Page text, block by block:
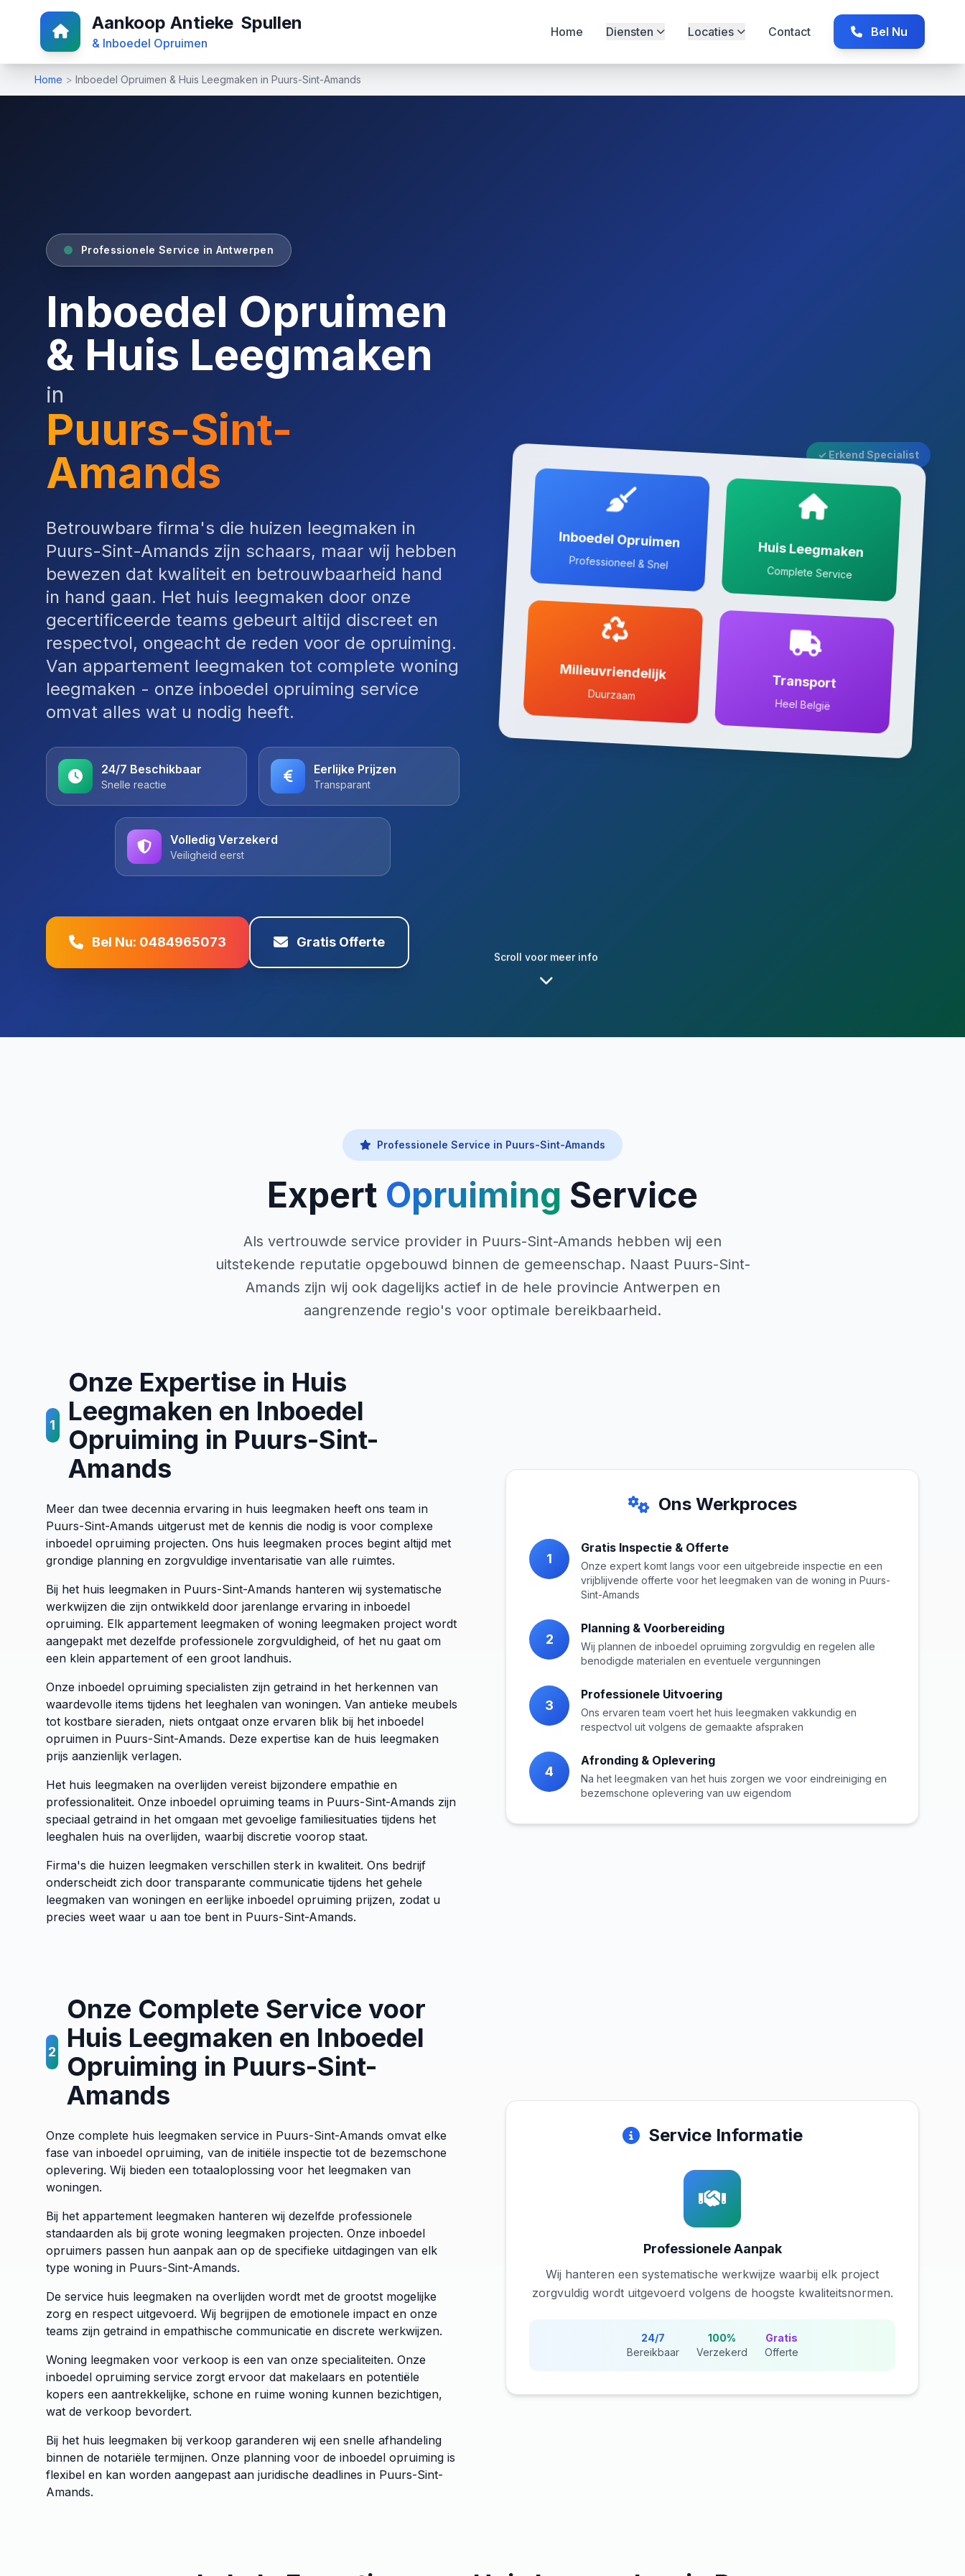
Aankoop Antieke Spullen
& Inboedel Opruimen
Home Diensten Locaties Contact Bel Nu
Home > Inboedel Opruimen & Huis Leegmaken in Puurs-Sint-Amands
Professionele Service in Antwerpen
Inboedel Opruimen
& Huis Leegmaken
in
Puurs-Sint-
Amands
Betrouwbare firma's die huizen leegmaken in
Puurs-Sint-Amands zijn schaars, maar wij hebben
bewezen dat kwaliteit en betrouwbaarheid hand
in hand gaan. Het huis leegmaken door onze
gecertificeerde teams gebeurt altijd discreet en
respectvol, ongeacht de reden voor de opruiming.
Van appartement leegmaken tot complete woning
leegmaken - onze inboedel opruiming service
omvat alles wat u nodig heeft.
24/7 Beschikbaar
Snelle reactie
Eerlijke Prijzen
Transparant
Volledig Verzekerd
Veiligheid eerst
Bel Nu: 0484965073 Gratis Offerte
Inboedel Opruimen
Professioneel & Snel
Huis Leegmaken
Complete Service
Milieuvriendelijk
Duurzaam
Transport
Heel België
✓ Erkend Specialist
Scroll voor meer info
Professionele Service in Puurs-Sint-Amands
Expert Opruiming Service
Als vertrouwde service provider in Puurs-Sint-Amands hebben wij een
uitstekende reputatie opgebouwd binnen de gemeenschap. Naast Puurs-Sint-
Amands zijn wij ook dagelijks actief in de hele provincie Antwerpen en
aangrenzende regio's voor optimale bereikbaarheid.
1
Onze Expertise in Huis
Leegmaken en Inboedel
Opruiming in Puurs-Sint-
Amands
Meer dan twee decennia ervaring in huis leegmaken heeft ons team in
Puurs-Sint-Amands uitgerust met de kennis die nodig is voor complexe
inboedel opruiming projecten. Ons huis leegmaken proces begint altijd met
grondige planning en zorgvuldige inventarisatie van alle ruimtes.
Bij het huis leegmaken in Puurs-Sint-Amands hanteren wij systematische
werkwijzen die zijn ontwikkeld door jarenlange ervaring in inboedel
opruiming. Elk appartement leegmaken of woning leegmaken project wordt
aangepakt met dezelfde professionele zorgvuldigheid, of het nu gaat om
een klein appartement of een groot landhuis.
Onze inboedel opruiming specialisten zijn getraind in het herkennen van
waardevolle items tijdens het leeghalen van woningen. Van antieke meubels
tot kostbare sieraden, niets ontgaat onze ervaren blik bij het inboedel
opruimen in Puurs-Sint-Amands. Deze expertise kan de huis leegmaken
prijs aanzienlijk verlagen.
Het huis leegmaken na overlijden vereist bijzondere empathie en
professionaliteit. Onze inboedel opruiming teams in Puurs-Sint-Amands zijn
speciaal getraind in het omgaan met gevoelige familiesituaties tijdens het
leeghalen huis na overlijden, waarbij discretie voorop staat.
Firma's die huizen leegmaken verschillen sterk in kwaliteit. Ons bedrijf
onderscheidt zich door transparante communicatie tijdens het gehele
leegmaken van woningen en eerlijke inboedel opruiming prijzen, zodat u
precies weet waar u aan toe bent in Puurs-Sint-Amands.
Ons Werkproces
1
Gratis Inspectie & Offerte
Onze expert komt langs voor een uitgebreide inspectie en een
vrijblijvende offerte voor het leegmaken van de woning in Puurs-
Sint-Amands
2
Planning & Voorbereiding
Wij plannen de inboedel opruiming zorgvuldig en regelen alle
benodigde materialen en eventuele vergunningen
3
Professionele Uitvoering
Ons ervaren team voert het huis leegmaken vakkundig en
respectvol uit volgens de gemaakte afspraken
4
Afronding & Oplevering
Na het leegmaken van het huis zorgen we voor eindreiniging en
bezemschone oplevering van uw eigendom
2
Onze Complete Service voor
Huis Leegmaken en Inboedel
Opruiming in Puurs-Sint-
Amands
Onze complete huis leegmaken service in Puurs-Sint-Amands omvat elke
fase van inboedel opruiming, van de initiële inspectie tot de bezemschone
oplevering. Wij bieden een totaaloplossing voor het leegmaken van
woningen.
Bij het appartement leegmaken hanteren wij dezelfde professionele
standaarden als bij grote woning leegmaken projecten. Onze inboedel
opruimers passen hun aanpak aan op de specifieke uitdagingen van elk
type woning in Puurs-Sint-Amands.
De service huis leegmaken na overlijden wordt met de grootst mogelijke
zorg en respect uitgevoerd. Wij begrijpen de emotionele impact en onze
teams zijn getraind in empathische communicatie en discrete werkwijzen.
Woning leegmaken voor verkoop is een van onze specialiteiten. Onze
inboedel opruiming service zorgt ervoor dat makelaars en potentiële
kopers een aantrekkelijke, schone en ruime woning kunnen bezichtigen,
wat de verkoop bevordert.
Bij het huis leegmaken bij verkoop garanderen wij een snelle afhandeling
binnen de notariële termijnen. Onze planning voor de inboedel opruiming is
flexibel en kan worden aangepast aan juridische deadlines in Puurs-Sint-
Amands.
Service Informatie
Professionele Aanpak
Wij hanteren een systematische werkwijze waarbij elk project
zorgvuldig wordt uitgevoerd volgens de hoogste kwaliteitsnormen.
24/7
Bereikbaar
100%
Verzekerd
Gratis
Offerte